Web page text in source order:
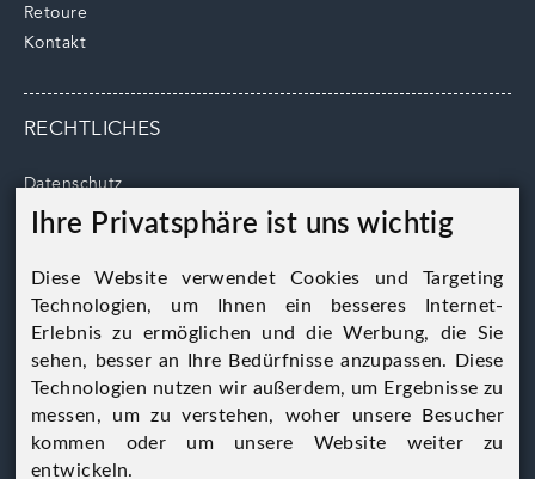
Ihre Privatsphäre ist uns wichtig
Diese Website verwendet Cookies und Targeting
Technologien, um Ihnen ein besseres Internet-
Erlebnis zu ermöglichen und die Werbung, die Sie
sehen, besser an Ihre Bedürfnisse anzupassen. Diese
Technologien nutzen wir außerdem, um Ergebnisse zu
messen, um zu verstehen, woher unsere Besucher
kommen oder um unsere Website weiter zu
entwickeln.
Retoure
Kontakt
RECHTLICHES
Datenschutz
AGB
Cookie Hinweise
Alles Wild GmbH
A-8741 Eppenstein